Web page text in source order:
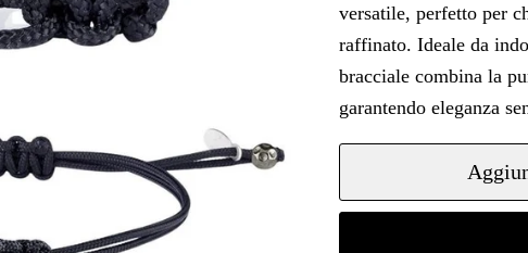
versatile, perfetto per
raffinato. Ideale da
bracciale combina la
garantendo eleganza